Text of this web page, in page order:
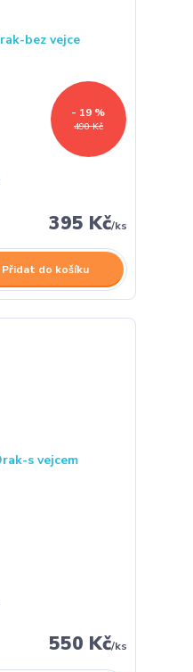
490 Kč
- 19 %
395 Kč/ks
Přidat do košíku
550 Kč/ks